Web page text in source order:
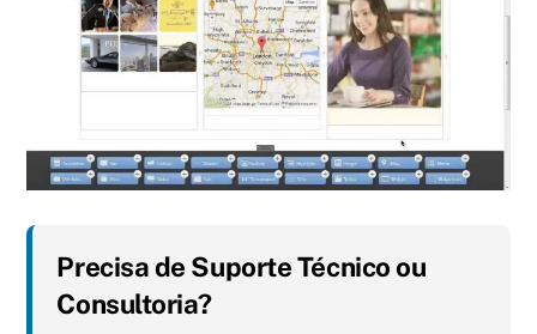
Precisa de Suporte Técnico ou
Consultoria?